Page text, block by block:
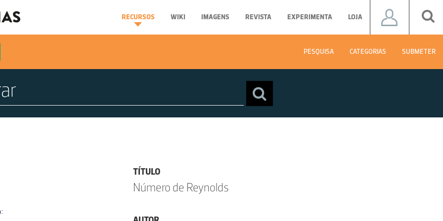
RECURSOS WIKI IMAGENS REVISTA EXPERIMENTA LOJA
PESQUISA CATEGORIAS SUBMETER
TÍTULO
Número de Reynolds